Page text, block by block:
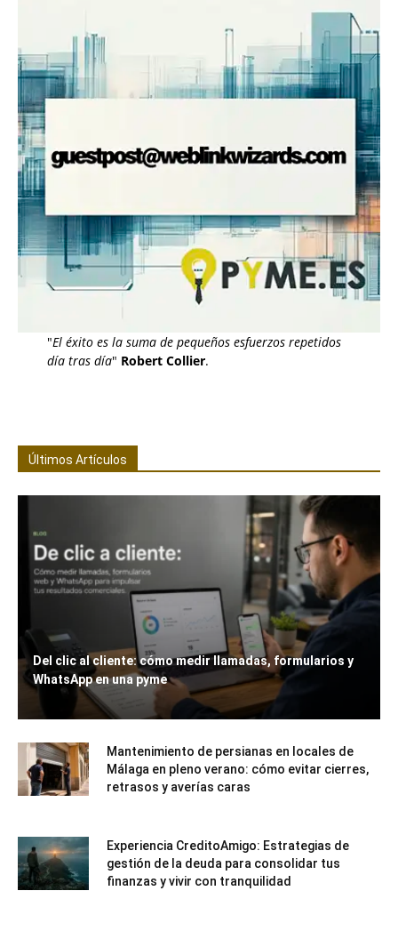
"El éxito es la suma de pequeños esfuerzos repetidos
día tras día" Robert Collier.
Últimos Artículos
Del clic al cliente: cómo medir llamadas, formularios y
WhatsApp en una pyme
Mantenimiento de persianas en locales de
Málaga en pleno verano: cómo evitar cierres,
retrasos y averías caras
Experiencia CreditoAmigo: Estrategias de
gestión de la deuda para consolidar tus
finanzas y vivir con tranquilidad